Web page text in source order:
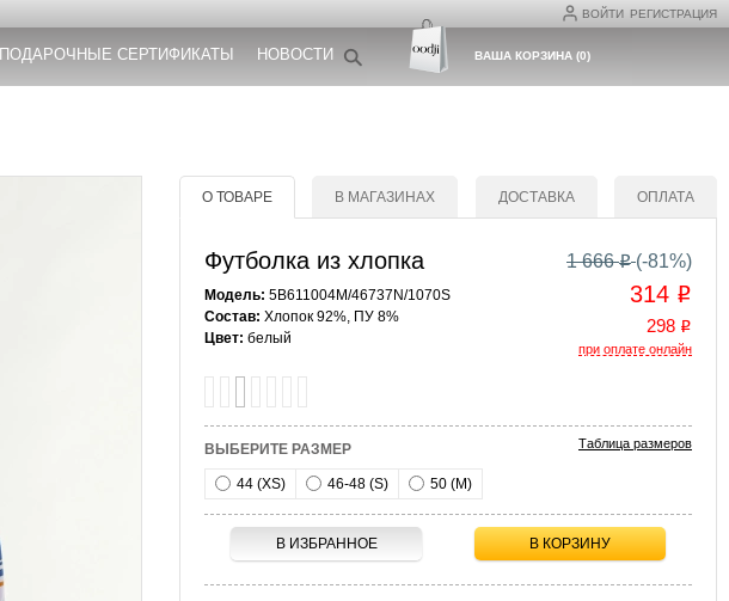
ВОЙТИ РЕГИСТРАЦИЯ
ПОДАРОЧНЫЕ СЕРТИФИКАТЫ НОВОСТИ ВАША КОРЗИНА(0)
О ТОВАРЕ В МАГАЗИНАХ ДОСТАВКА ОПЛАТА
Футболка из хлопка
Модель: 5B611004M/46737N/1070S
Состав: Хлопок 92%, ПУ 8%
Цвет: белый
1 666o (-81%)
314 o
298 o
при оплате онлайн
ВЫБЕРИТЕ РАЗМЕР Таблица размеров
44 (XS) 46-48 (S) 50 (M)
В ИЗБРАННОЕ В КОРЗИНУ